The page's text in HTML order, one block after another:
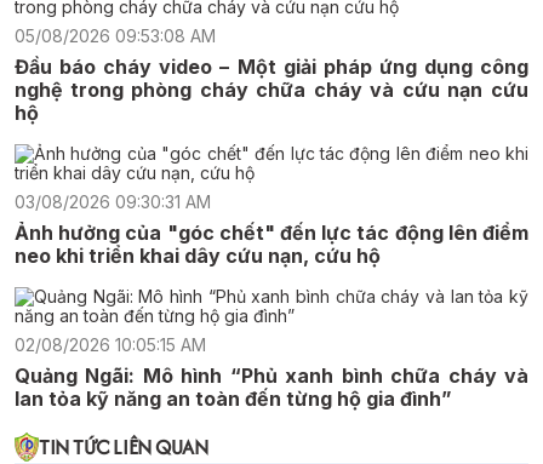
05/08/2026 09:53:08 AM
Đầu báo cháy video – Một giải pháp ứng dụng công
nghệ trong phòng cháy chữa cháy và cứu nạn cứu
hộ
03/08/2026 09:30:31 AM
Ảnh hưởng của "góc chết" đến lực tác động lên điểm
neo khi triển khai dây cứu nạn, cứu hộ
02/08/2026 10:05:15 AM
Quảng Ngãi: Mô hình “Phủ xanh bình chữa cháy và
lan tỏa kỹ năng an toàn đến từng hộ gia đình”
TIN TỨC LIÊN QUAN